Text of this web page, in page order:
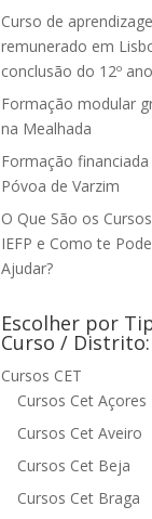
Curso de
remunerado em
conclusão do 12º ano
Formação modular
na Mealhada
Formação financiada
Póvoa de Varzim
O Que São os
IEFP e Como te
Ajudar?
Escolher por
Curso / Distrito:
Cursos CET
Cursos Cet Açores
Cursos Cet Aveiro
Cursos Cet Beja
Cursos Cet Braga